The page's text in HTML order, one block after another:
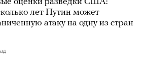
оценки разведки США:
лет Путин может
атаку на одну из стран